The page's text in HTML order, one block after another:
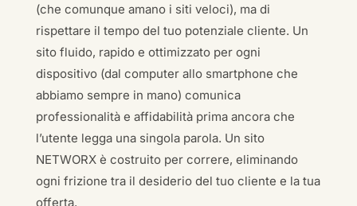
(che comunque amano i siti veloci), ma di
rispettare il tempo del tuo potenziale cliente. Un
sito fluido, rapido e ottimizzato per ogni
dispositivo (dal computer allo smartphone che
abbiamo sempre in mano) comunica
professionalità e affidabilità prima ancora che
l’utente legga una singola parola. Un sito
NETWORX è costruito per correre, eliminando
ogni frizione tra il desiderio del tuo cliente e la tua
offerta.